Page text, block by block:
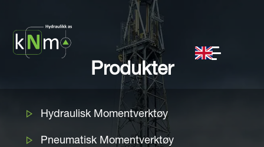
Produkter
Hydraulisk Momentverktøy
Pneumatisk Momentverktøy